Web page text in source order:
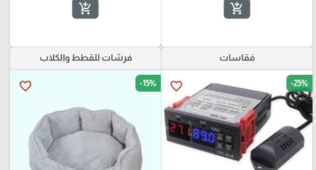
add_shopping_cart
add_shopping_cart
فقاسات
favorite_border -25%
فرشات للقطط والكلاب
favorite_border -15%